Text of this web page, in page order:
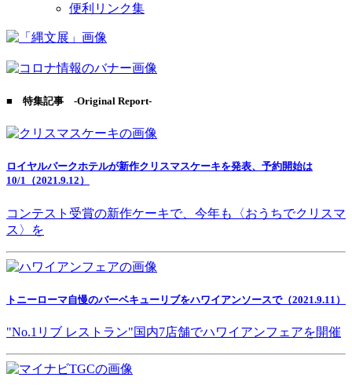
便利リンク集
■ 特集記事 -Original Report-
ロイヤルパークホテルが新作クリスマスケーキを発表、予約開始は
10/1（2021.9.12）
コンテスト受賞の新作ケーキで、今年も〈おうちでクリスマ
ス〉を
トニーローマ自慢のバーベキューリブをハワイアンソースで（2021.9.11）
"No.1リブ レストラン"国内7店舗でハワイアンフェアを開催